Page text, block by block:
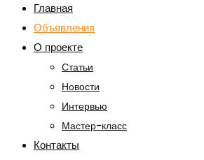
Главная
Объявления
О проекте
Статьи
Новости
Интервью
Мастер-класс
Контакты